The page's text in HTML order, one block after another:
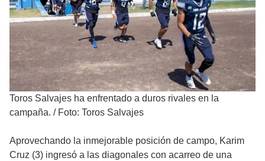
Toros Salvajes ha enfrentado a duros rivales en la
campaña. / Foto: Toros Salvajes
Aprovechando la inmejorable posición de campo, Karim
Cruz (3) ingresó a las diagonales con acarreo de una